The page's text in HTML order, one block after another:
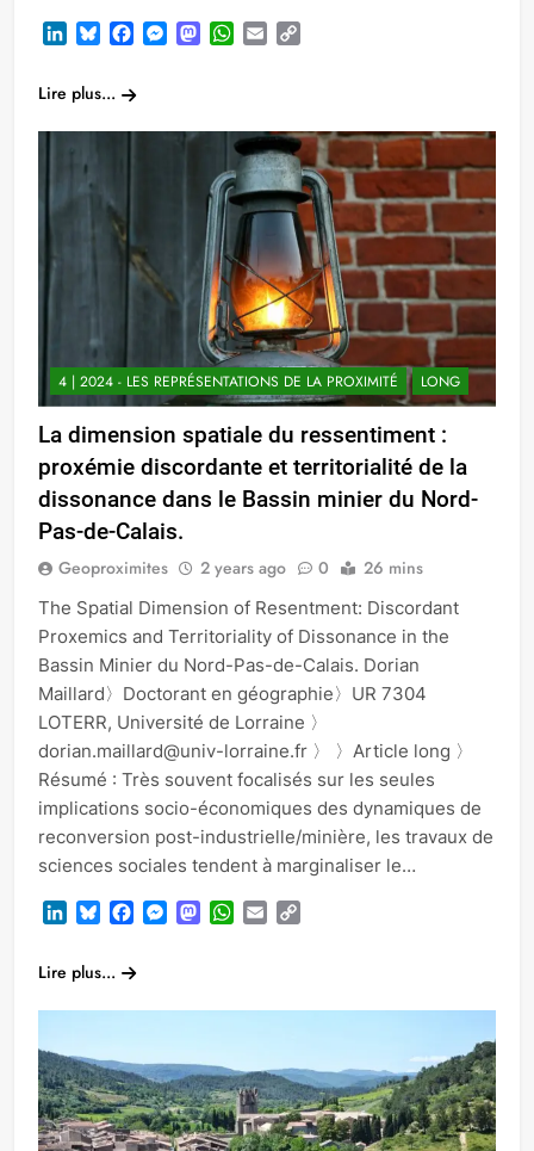
LinkedInBlueskyFacebook
Messenger
Mastodon
WhatsApp
Email
Lire plus...
4 | 2024 - LES REPRÉSENTATIONS DE LA PROXIMITÉ LONG
La dimension spatiale du ressentiment :
proxémie discordante et territorialité de la
dissonance dans le Bassin minier du Nord-
Pas-de-Calais.
Geoproximites 2 years ago 0 26 mins
The Spatial Dimension of Resentment: Discordant
Proxemics and Territoriality of Dissonance in the
Bassin Minier du Nord-Pas-de-Calais. Dorian
Maillard〉Doctorant en géographie〉UR 7304
LOTERR, Université de Lorraine 〉
dorian.maillard@univ-lorraine.fr 〉 〉Article long 〉
Résumé : Très souvent focalisés sur les seules
implications socio-économiques des dynamiques de
reconversion post-industrielle/minière, les travaux de
sciences sociales tendent à marginaliser le…
LinkedInBlueskyFacebook
Messenger
Mastodon
WhatsApp
Email
Lire plus...